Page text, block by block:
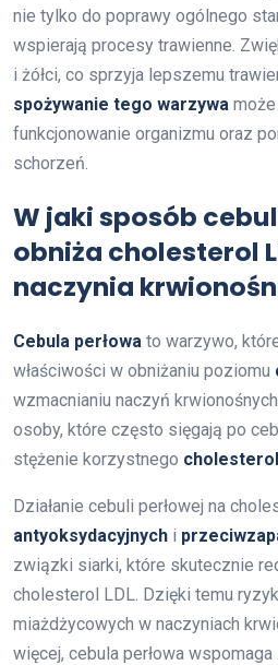
nie tylko do poprawy ogólnego
wspierają procesy trawienne.
i żółci, co sprzyja lepszemu
spożywanie tego warzywa
funkcjonowanie organizmu oraz
schorzeń.
W jaki sposób
obniża cholesterol
naczynia
Cebula perłowa to warzywo,
właściwości w obniżaniu poziomu
wzmacnianiu naczyń
osoby, które często sięgają po
stężenie korzystnego
Działanie cebuli perłowej na
antyoksydacyjnych i
związki siarki, które skutecznie
cholesterol LDL. Dzięki temu
miażdżycowych w naczyniach
więcej, cebula perłowa